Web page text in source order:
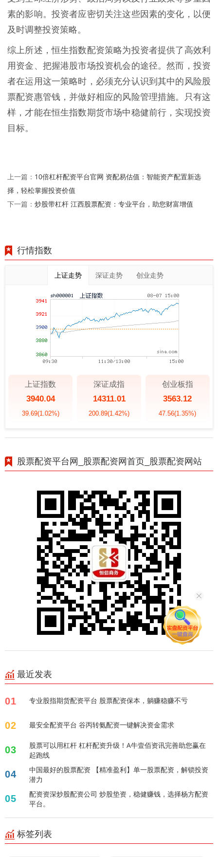
素的影响。投资者应密切关注这些因素的变化，以便
及时调整投资策略。
综上所述，恒生指数配资策略为投资者提供了高效利
用资金、把握港股市场投资机会的途径。然而，投资
者在运用这一策略时，必须充分认识到其中的风险股
票配资惠管钱，并做好相应的风险管理措施。只有这
样，才能在恒生指数期货市场中稳健前行，实现投资
目标。
上一篇： 10倍杠杆配资平台官网 资配易估值：智能资产配置新选
择，轻松掌握投资价值
下一篇： 炒股带杠杆 江西股票配资：专业平台，助您财富增值
行情指数
上证走势 深证走势 创业走势
上证指数
3940.04
39.69(1.02%)
深证成指
14311.01
200.89(1.42%)
创业板指
3563.12
47.56(1.35%)
股票配资平台网_股票配资网首页_股票配资网站
最近发表
01 专业股指期货配资平台 股票配资保本，躺赚稳赚不亏
02 最安全配资平台 谷丙转氨配资一键解决资金需求
03
股票可以用杠杆 杠杆配资升级！A牛壹佰资讯完善助您赢在
起跑线
04
中国最好的股票配资 【精准盈利】单一股票配资，解锁投资
潜力
05
配资资深炒股配资公司 炒股垫资，稳健赚钱，选择杨方配资
平台。
标签列表